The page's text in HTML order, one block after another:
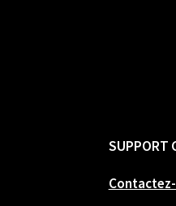
SUPPORT